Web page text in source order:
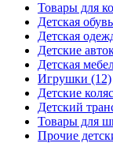
Товары для
Детская обувь
Детская
Детские
Детская
Игрушки (12)
Детские
Детский
Товары для
Прочие